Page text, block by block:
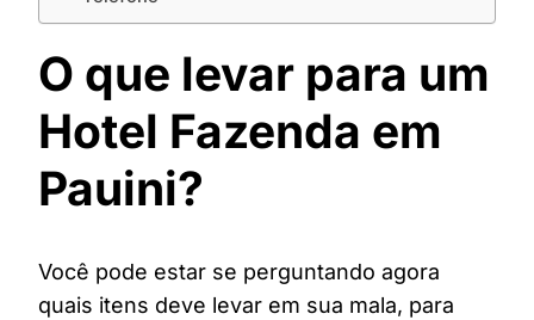
O que levar para um
Hotel Fazenda em
Pauini?
Você pode estar se perguntando agora
quais itens deve levar em sua mala, para